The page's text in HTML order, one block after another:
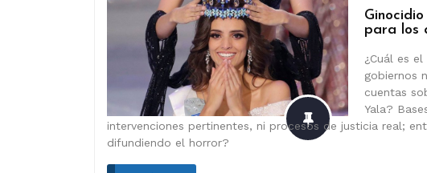
para los
¿Cuál es
gobiernos
cuentas
Yala?
intervenciones pertinentes, ni procesos de justicia real;
difundiendo el horror?